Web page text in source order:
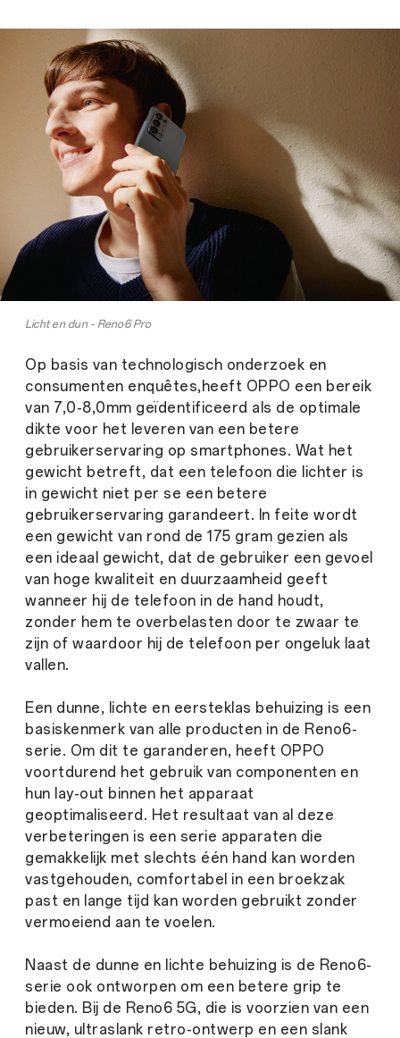
Licht en dun - Reno6 Pro
Op basis van technologisch onderzoek en
consumenten enquêtes,heeft OPPO een bereik
van 7,0-8,0mm geïdentificeerd als de optimale
dikte voor het leveren van een betere
gebruikerservaring op smartphones. Wat het
gewicht betreft, dat een telefoon die lichter is
in gewicht niet per se een betere
gebruikerservaring garandeert. In feite wordt
een gewicht van rond de 175 gram gezien als
een ideaal gewicht, dat de gebruiker een gevoel
van hoge kwaliteit en duurzaamheid geeft
wanneer hij de telefoon in de hand houdt,
zonder hem te overbelasten door te zwaar te
zijn of waardoor hij de telefoon per ongeluk laat
vallen.
Een dunne, lichte en eersteklas behuizing is een
basiskenmerk van alle producten in de Reno6-
serie. Om dit te garanderen, heeft OPPO
voortdurend het gebruik van componenten en
hun lay-out binnen het apparaat
geoptimaliseerd. Het resultaat van al deze
verbeteringen is een serie apparaten die
gemakkelijk met slechts één hand kan worden
vastgehouden, comfortabel in een broekzak
past en lange tijd kan worden gebruikt zonder
vermoeiend aan te voelen.
Naast de dunne en lichte behuizing is de Reno6-
serie ook ontworpen om een betere grip te
bieden. Bij de Reno6 5G, die is voorzien van een
nieuw, ultraslank retro-ontwerp en een slank